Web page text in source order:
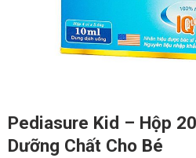
Pediasure Kid – Hộp
Dưỡng Chất Cho Bé